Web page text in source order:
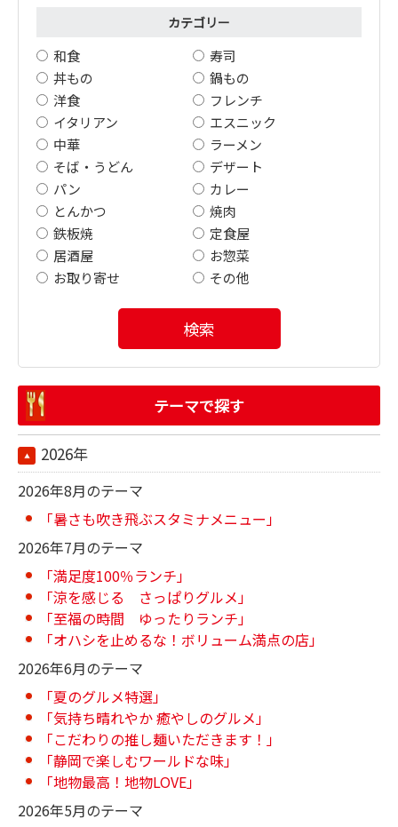
カテゴリー
和食
寿司
丼もの
鍋もの
洋食
フレンチ
イタリアン
エスニック
中華
ラーメン
そば・うどん
デザート
パン
カレー
とんかつ
焼肉
鉄板焼
定食屋
居酒屋
お惣菜
お取り寄せ
その他
検索
テーマで探す
2026年
2026年8月のテーマ
「暑さも吹き飛ぶスタミナメニュー」
2026年7月のテーマ
「満足度100％ランチ」
「涼を感じる さっぱりグルメ」
「至福の時間 ゆったりランチ」
「オハシを止めるな！ボリューム満点の店」
2026年6月のテーマ
「夏のグルメ特選」
「気持ち晴れやか 癒やしのグルメ」
「こだわりの推し麺いただきます！」
「静岡で楽しむワールドな味」
「地物最高！地物LOVE」
2026年5月のテーマ